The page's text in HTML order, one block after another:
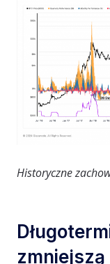
Historyczne